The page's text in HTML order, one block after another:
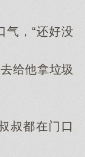
，“还好没
给他‌拿垃圾
都在门口